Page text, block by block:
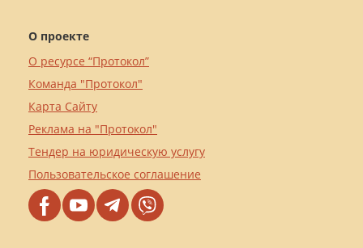
О проекте
О ресурсе “Протокол”
Команда "Протокол"
Карта Сайту
Реклама на "Протокол"
Тендер на юридическую услугу
Пользовательское соглашение